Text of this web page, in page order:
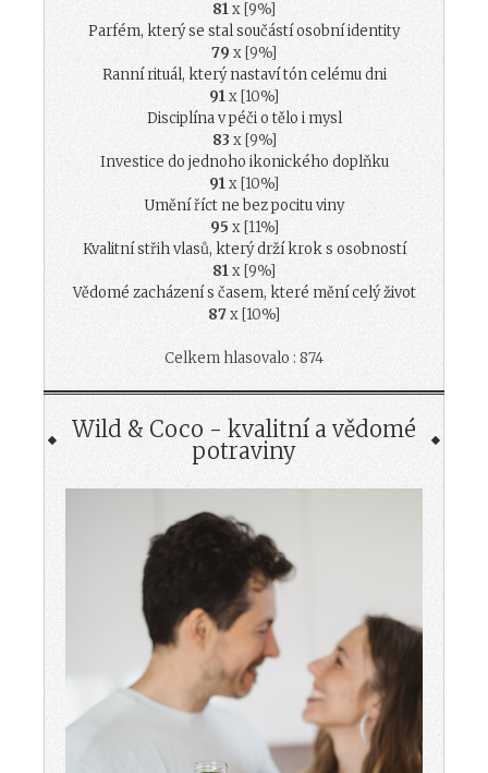
81x [9%]
Parfém, který se stal součástí osobní identity
79 x [9%]
Ranní rituál, který nastaví tón celému dni
91x [10%]
Disciplína v péči o tělo i mysl
83 x [9%]
Investice do jednoho ikonického doplňku
91x [10%]
Umění říct ne bez pocitu viny
95 x [11%]
Kvalitní střih vlasů, který drží krok s osobností
81x [9%]
Vědomé zacházení s časem, které mění celý život
87x [10%]
Celkem hlasovalo : 874
Wild & Coco - kvalitní a vědomé
potraviny